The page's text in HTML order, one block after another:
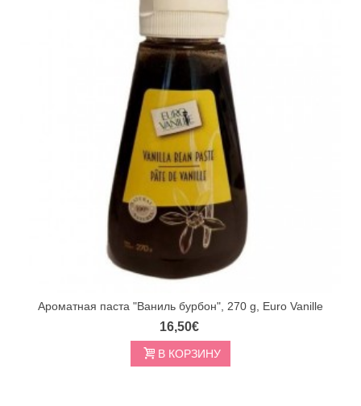
Ароматная паста "Ваниль бурбон", 270 g, Euro Vanille
16,50€
В КОРЗИНУ